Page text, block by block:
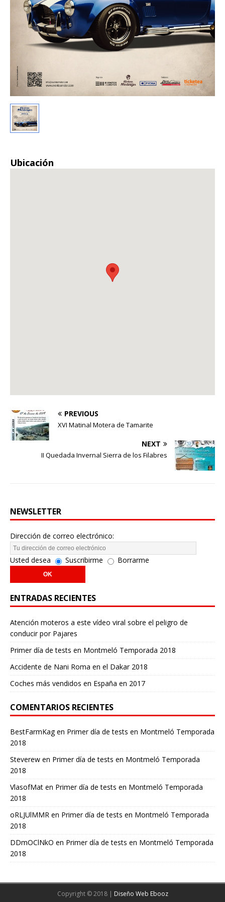
Ubicación
PREVIOUS
XVI Matinal Motera de Tamarite
NEXT
II Quedada Invernal Sierra de los Filabres
NEWSLETTER
Dirección de correo electrónico:
Usted desea Suscribirme Borrarme
ENTRADAS RECIENTES
Atención moteros a este vídeo viral sobre el peligro de
conducir por Pajares
Primer día de tests en Montmeló Temporada 2018
Accidente de Nani Roma en el Dakar 2018
Coches más vendidos en España en 2017
COMENTARIOS RECIENTES
BestFarmKagen Primer día de tests en Montmeló Temporada
2018
Steverew en Primer día de tests en Montmeló Temporada
2018
VlasofMat en Primer día de tests en Montmeló Temporada
2018
oRLJUlMMR en Primer día de tests en Montmeló Temporada
2018
DDmOClNkO en Primer día de tests en Montmeló Temporada
2018
Copyright © 2018 | Diseño Web Ebooz